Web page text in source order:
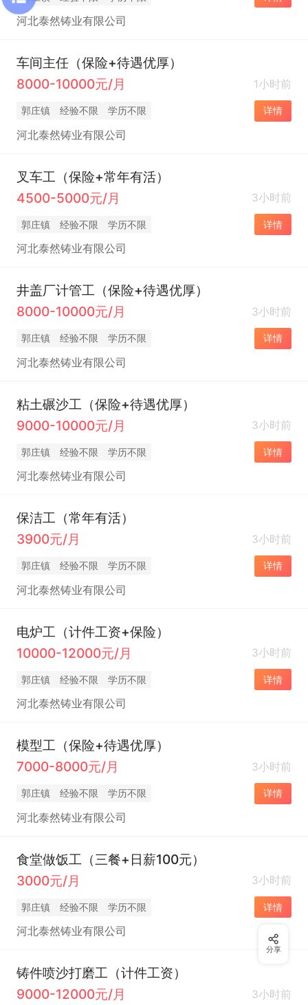
河北泰然铸业有限公司
车间主任（保险+待遇优厚）
8000-10000元/月
1小时前
郭庄镇 经验不限 学历不限 详情
河北泰然铸业有限公司
叉车工（保险+常年有活）
4500-5000元/月
3小时前
郭庄镇 经验不限 学历不限 详情
河北泰然铸业有限公司
井盖厂计管工（保险+待遇优厚）
8000-10000元/月
3小时前
郭庄镇 经验不限 学历不限 详情
河北泰然铸业有限公司
粘土碾沙工（保险+待遇优厚）
9000-10000元/月
3小时前
郭庄镇 经验不限 学历不限 详情
河北泰然铸业有限公司
保洁工（常年有活）
3900元/月
3小时前
郭庄镇 经验不限 学历不限 详情
河北泰然铸业有限公司
电炉工（计件工资+保险）
10000-12000元/月
3小时前
郭庄镇 经验不限 学历不限 详情
河北泰然铸业有限公司
模型工（保险+待遇优厚）
7000-8000元/月
3小时前
郭庄镇 经验不限 学历不限 详情
河北泰然铸业有限公司
食堂做饭工（三餐+日薪100元）
3000元/月
3小时前
郭庄镇 经验不限 学历不限 详情
河北泰然铸业有限公司
铸件喷沙打磨工（计件工资）
9000-12000元/月
3小时前
分享